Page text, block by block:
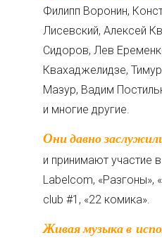
Филипп Воронин,
Лисевский, Алексей
Сидоров, Лев
Квахаджелидзе,
Мазур, Вадим
и многие другие.
Они давно заслужили любовь публики
и принимают участие
Labelcom, «Разгоны»,
club #1, «22 комика».
Живая музыка в исполнении известных